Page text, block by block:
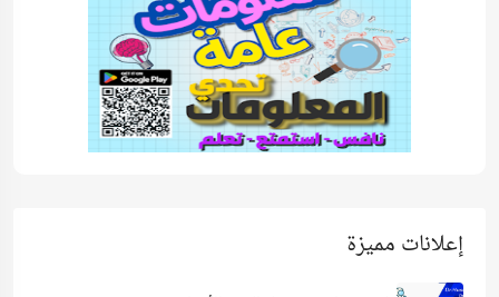
إعلانات مميزة